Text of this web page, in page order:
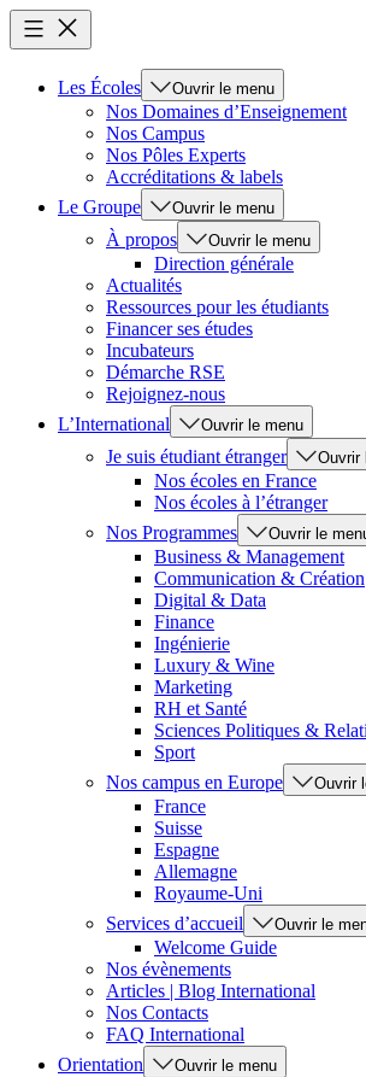
Les Écoles Ouvrir le menu
Nos Domaines d’Enseignement
Nos Campus
Nos Pôles Experts
Accréditations & labels
Le Groupe
Ouvrir le menu
À propos Ouvrir le menu
Direction générale
Actualités
Ressources pour les étudiants
Financer ses études
Incubateurs
Démarche RSE
Rejoignez-nous
L’International
Ouvrir le menu
Je suis étudiant étranger Ouvrir
Nos écoles en France
Nos écoles à l’étranger
Nos Programmes
Ouvrir le
Business & Management
Communication & Création
Digital & Data
Finance
Ingénierie
Luxury & Wine
Marketing
RH et Santé
Sciences Politiques &
Sport
Nos campus en Europe
Ouvrir
France
Suisse
Espagne
Allemagne
Royaume-Uni
Services d’accueil
Ouvrir le
Welcome Guide
Nos évènements
Articles | Blog International
Nos Contacts
FAQ International
Orientation
Ouvrir le menu